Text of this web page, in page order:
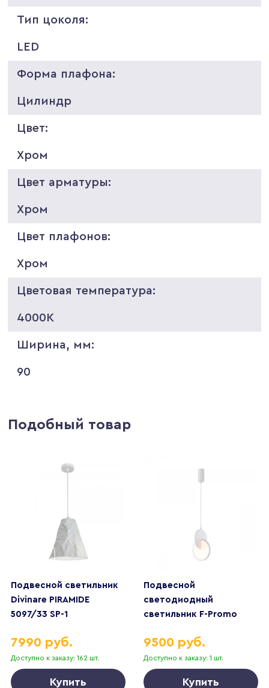
Тип цоколя:
LED
Форма плафона:
Цилиндр
Цвет:
Хром
Цвет арматуры:
Хром
Цвет плафонов:
Хром
Цветовая температура:
4000K
Ширина, мм:
90
Подобный товар
Подвесной светильник
Divinare PIRAMIDE
5097/33 SP-1
Доступно к заказу: 162 шт.
7990 руб.
Купить
Подвесной
светодиодный
светильник F-Promo
Доступно к заказу: 1 шт.
9500 руб.
Купить